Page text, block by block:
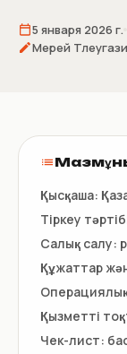
5 января 2026 г.
Мерей
Қысқаша:
Тіркеу
Салық салу:
Құжаттар
Қызметті
Чек-лист: